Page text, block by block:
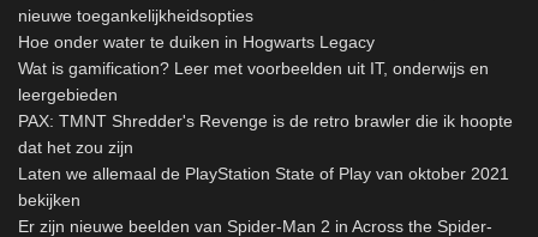
nieuwe toegankelijkheidsopties
Hoe onder water te duiken in Hogwarts Legacy
Wat is gamification? Leer met voorbeelden uit IT, onderwijs en
leergebieden
PAX: TMNT Shredder's Revenge is de retro brawler die ik hoopte
dat het zou zijn
Laten we allemaal de PlayStation State of Play van oktober 2021
bekijken
Er zijn nieuwe beelden van Spider-Man 2 in Across the Spider-